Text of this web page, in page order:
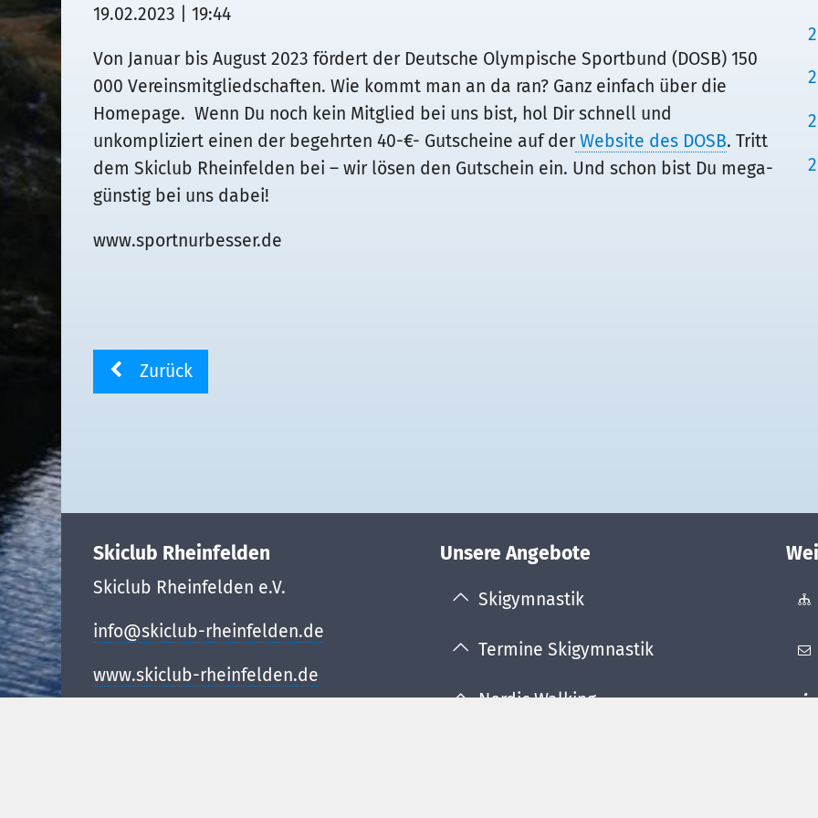
19.02.2023 | 19:44
Von Januar bis August 2023 fördert der Deutsche Olympische Sportbund (DOSB) 150
000 Vereinsmitgliedschaften. Wie kommt man an da ran? Ganz einfach über die
Homepage. Wenn Du noch kein Mitglied bei uns bist, hol Dir schnell und
unkompliziert einen der begehrten 40-€- Gutscheine auf derWebsite des DOSB. Tritt
dem Skiclub Rheinfelden bei – wir lösen den Gutschein ein. Und schon bist Du mega-
günstig bei uns dabei!
www.sportnurbesser.de
Zurück
Skiclub Rheinfelden
Skiclub Rheinfelden e.V.
info@skiclub-rheinfelden.de
www.skiclub-rheinfelden.de
Unsere Angebote
Skigymnastik
Termine Skigymnastik
Nordic Walking